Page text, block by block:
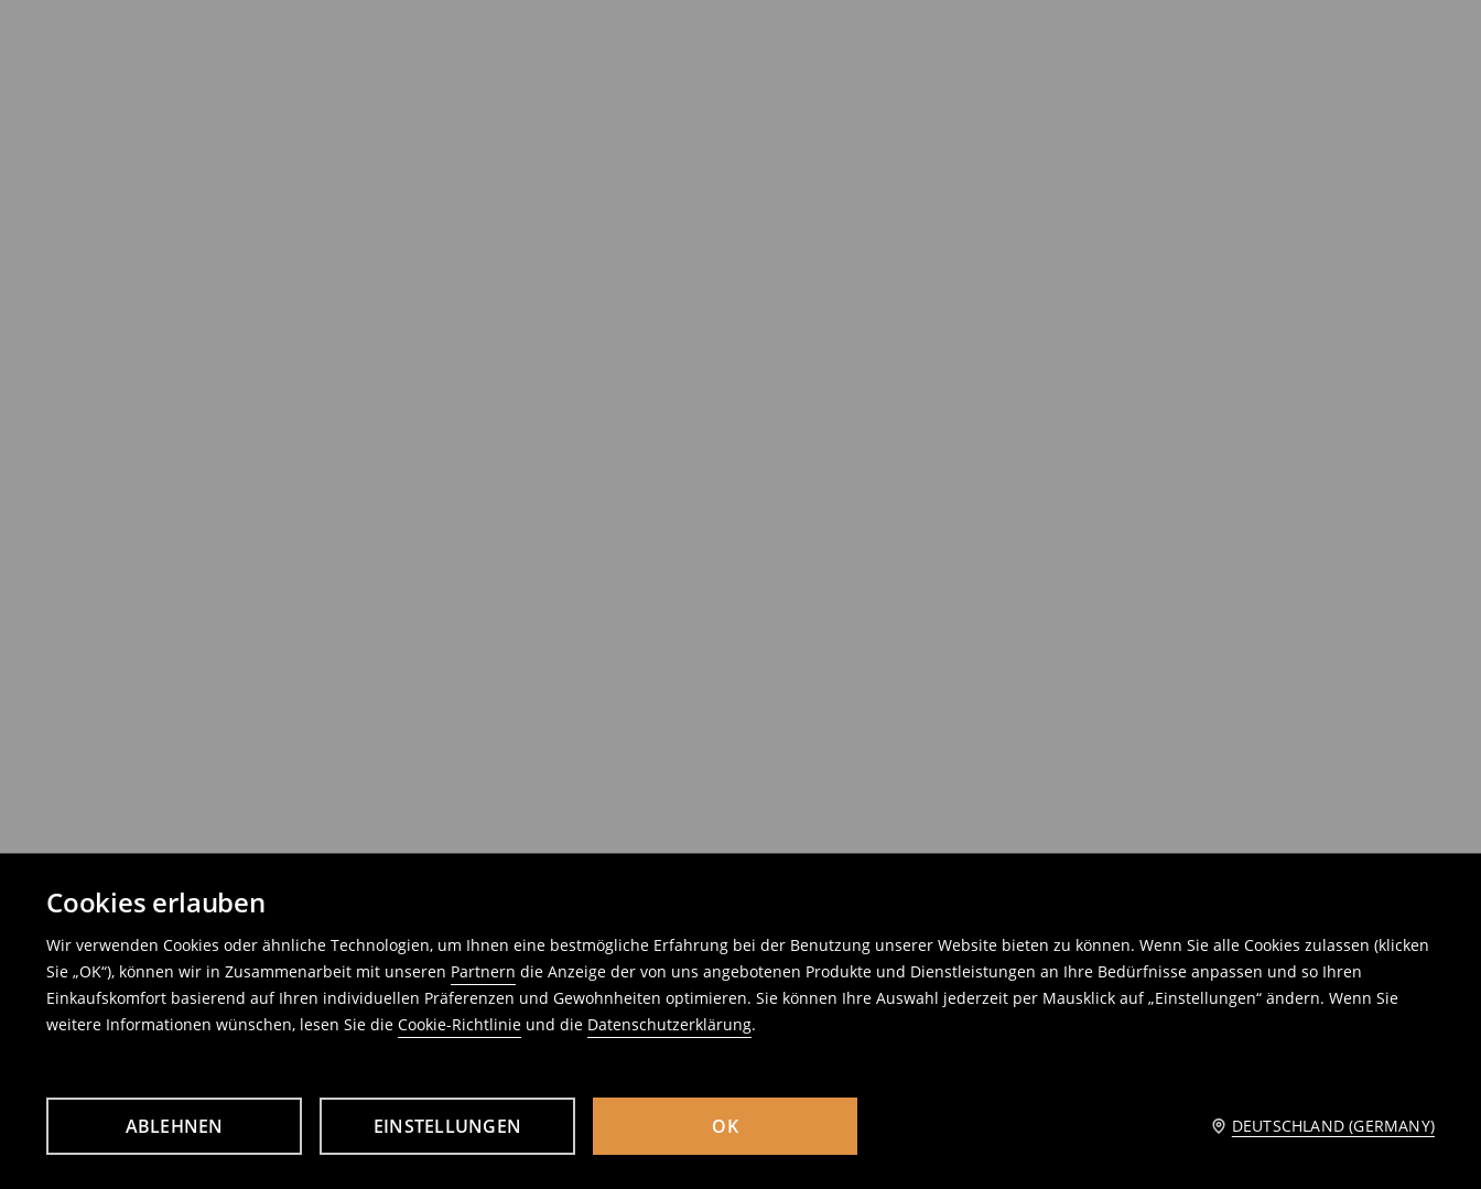
Cookies erlauben
Wir verwenden Cookies oder ähnliche Technologien, um Ihnen eine bestmögliche Erfahrung bei der Benutzung unserer Website bieten zu können. Wenn Sie alle Cookies zulassen (klicken
Sie „OK“), können wir in Zusammenarbeit mit unseren Partnern die Anzeige der von uns angebotenen Produkte und Dienstleistungen an Ihre Bedürfnisse anpassen und so Ihren
Einkaufskomfort basierend auf Ihren individuellen Präferenzen und Gewohnheiten optimieren. Sie können Ihre Auswahl jederzeit per Mausklick auf „Einstellungen“ ändern. Wenn Sie
weitere Informationen wünschen, lesen Sie die Cookie-Richtlinie und die Datenschutzerklärung.
ABLEHNEN EINSTELLUNGEN OK DEUTSCHLAND (GERMANY)